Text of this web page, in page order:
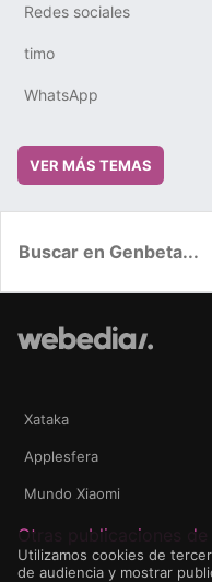
Redes sociales
timo
WhatsApp
VER MÁS TEMAS
Xataka
Applesfera
Mundo Xiaomi
Otras publicaciones de
Utilizamos cookies de
de audiencia y mostrar